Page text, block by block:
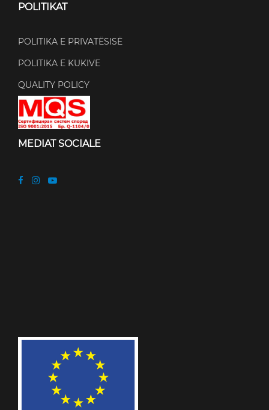
POLITIKAT
POLITIKA E PRIVATËSISË
POLITIKA E KUKIVE
QUALITY POLICY
MEDIAT SOCIALE